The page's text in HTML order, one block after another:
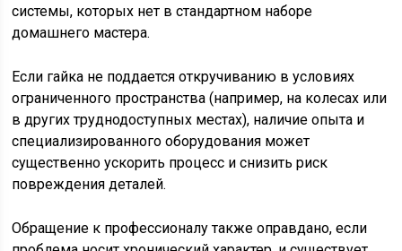
системы, которых нет в стандартном наборе
домашнего мастера.
Если гайка не поддается откручиванию в условиях
ограниченного пространства (например, на колесах или
в других труднодоступных местах), наличие опыта и
специализированного оборудования может
существенно ускорить процесс и снизить риск
повреждения деталей.
Обращение к профессионалу также оправдано, если